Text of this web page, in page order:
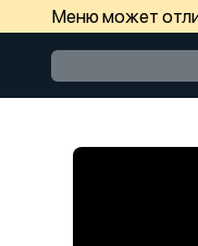
Меню может